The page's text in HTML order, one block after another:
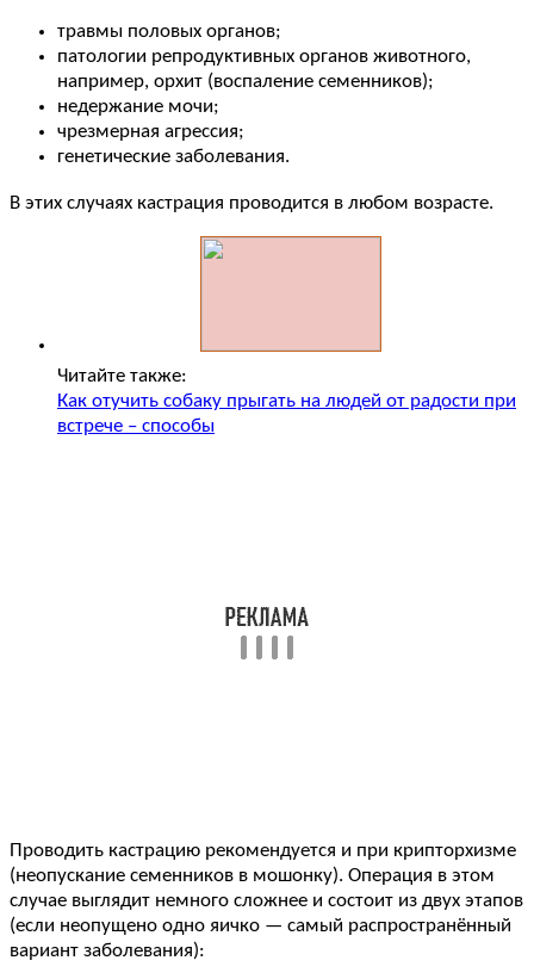
травмы половых органов;
патологии репродуктивных органов животного,
например, орхит (воспаление семенников);
недержание мочи;
чрезмерная агрессия;
генетические заболевания.
В этих случаях кастрация проводится в любом возрасте.
Читайте также:
Как отучить собаку прыгать на людей от радости при
встрече – способы
Проводить кастрацию рекомендуется и при крипторхизме
(неопускание семенников в мошонку). Операция в этом
случае выглядит немного сложнее и состоит из двух этапов
(если неопущено одно яичко — самый распространённый
вариант заболевания):